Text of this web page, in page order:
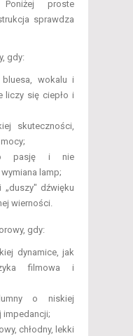
proste
sprawdza
gdy:
bluesa, wokalu i
liczy się ciepło i
skuteczności,
pasję i nie
lamp;
„duszy" dźwięku
wierności.
gdy:
dynamice, jak
filmowa i
o niskiej
impedancji;
chłodny, lekki